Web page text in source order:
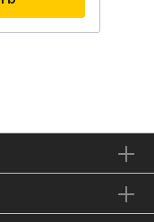
für Süß- und